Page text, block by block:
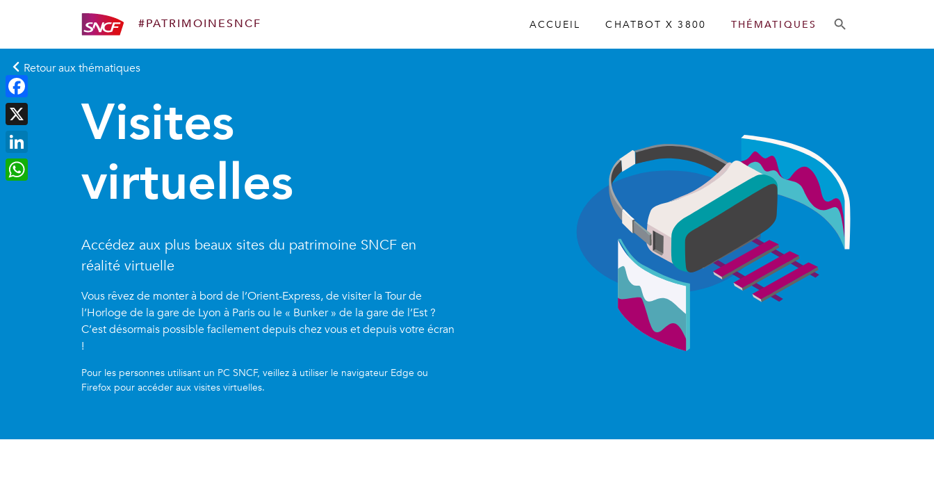
#PATRIMOINESNCF ACCUEIL CHATBOT X 3800 THÉMATIQUES
Retour aux thématiques
Visites
virtuelles
Accédez aux plus beaux sites du patrimoine SNCF en
réalité virtuelle
Vous rêvez de monter à bord de l’Orient-Express, de visiter la Tour de
l’Horloge de la gare de Lyon à Paris ou le « Bunker » de la gare de l’Est ?
C’est désormais possible facilement depuis chez vous et depuis votre écran
!
Pour les personnes utilisant un PC SNCF, veillez à utiliser le navigateur Edge ou
Firefox pour accéder aux visites virtuelles.
Facebook
X
LinkedIn